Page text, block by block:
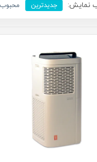
نمایش: جدیدترین